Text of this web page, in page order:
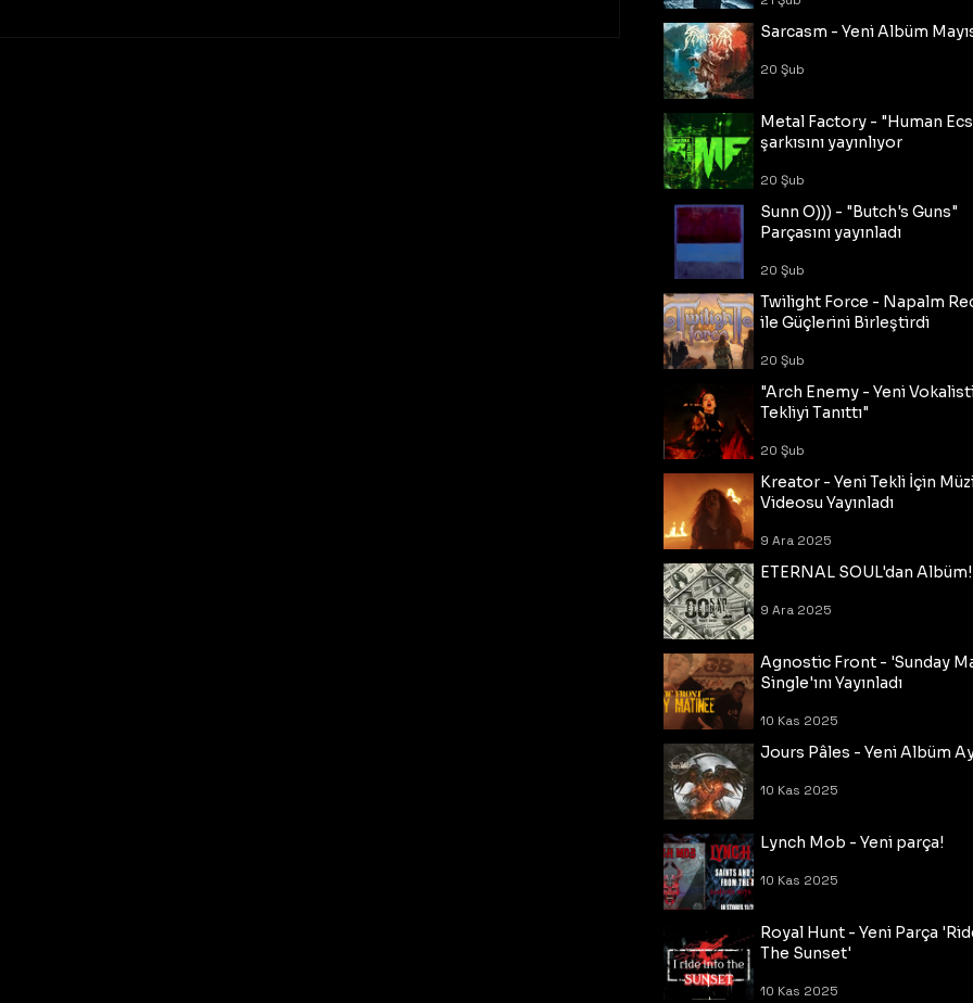
Sarcasm - Yeni Albüm
20 Şub
Metal Factory - "Human
şarkısını yayınlıyor
20 Şub
Sunn O))) - "Butch's Guns"
Parçasını yayınladı
20 Şub
Twilight Force - Napalm
ile Güçlerini Birleştirdi
20 Şub
"Arch Enemy - Yeni
Tekliyi Tanıttı"
20 Şub
Kreator - Yeni Tekli İçin
Videosu Yayınladı
9 Ara 2025
ETERNAL SOUL'dan Albüm!
9 Ara 2025
Agnostic Front - 'Sunday
Single'ını Yayınladı
10 Kas 2025
Jours Pâles - Yeni Albüm
10 Kas 2025
Lynch Mob - Yeni parça!
10 Kas 2025
Royal Hunt - Yeni Parça
The Sunset'
10 Kas 2025